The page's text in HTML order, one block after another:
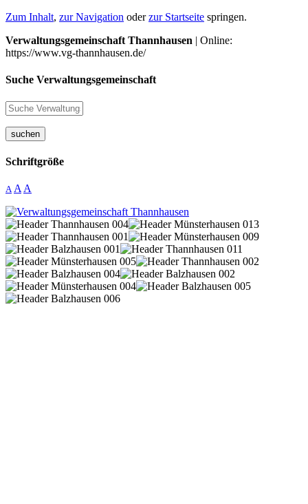
Zum Inhalt, zur Navigation oderzur Startseite springen.
Verwaltungsgemeinschaft Thannhausen | Online:
https://www.vg-thannhausen.de/
Suche Verwaltungsgemeinschaft
suchen
Schriftgröße
A A A